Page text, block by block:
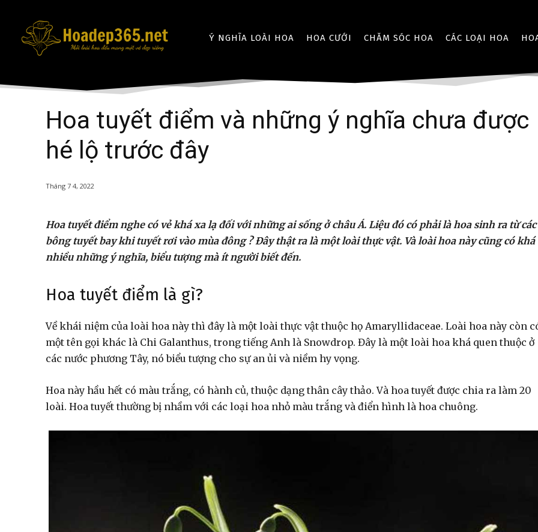
Ý NGHĨA LOÀI HOA HOA CƯỚI CHĂM SÓC HOA CÁC LOẠI HOA
Hoa tuyết điểm và những ý nghĩa chưa được
hé lộ trước đây
Tháng 7 4, 2022
Hoa tuyết điểm nghe có vẻ khá xa lạ đối với những ai sống ở châu Á. Liệu đó có phải là hoa sinh ra từ các
bông tuyết bay khi tuyết rơi vào mùa đông ? Đây thật ra là một loài thực vật. Và loài hoa này cũng có khá
nhiều những ý nghĩa, biểu tượng mà ít người biết đến.
Hoa tuyết điểm là gì?
Về khái niệm của loài hoa này thì đây là một loài thực vật thuộc họ Amaryllidaceae. Loài hoa này còn
một tên gọi khác là Chi Galanthus, trong tiếng Anh là Snowdrop. Đây là một loài hoa khá quen thuộc ở
các nước phương Tây, nó biểu tượng cho sự an ủi và niềm hy vọng.
Hoa này hầu hết có màu trắng, có hành củ, thuộc dạng thân cây thảo. Và hoa tuyết được chia ra làm 20
loài. Hoa tuyết thường bị nhầm với các loại hoa nhỏ màu trắng và điển hình là hoa chuông.